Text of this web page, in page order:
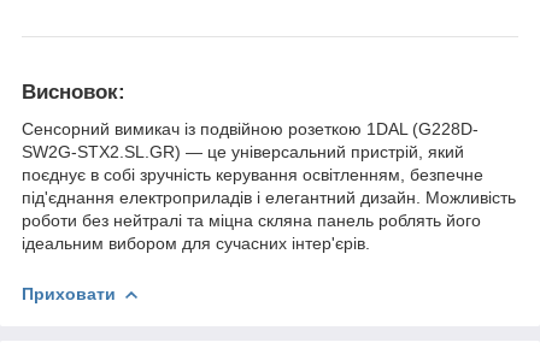
Висновок:
Сенсорний вимикач із подвійною розеткою 1DAL (G228D-
SW2G-STX2.SL.GR) — це універсальний пристрій, який
поєднує в собі зручність керування освітленням, безпечне
під'єднання електроприладів і елегантний дизайн. Можливість
роботи без нейтралі та міцна скляна панель роблять його
ідеальним вибором для сучасних інтер'єрів.
Приховати